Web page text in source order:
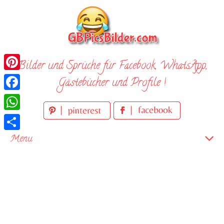
Bilder und Sprüche für Facebook, WhatsApp,
Gästebücher und Profile !
Menu
Pinterest
Facebook
WhatsApp
Teilen